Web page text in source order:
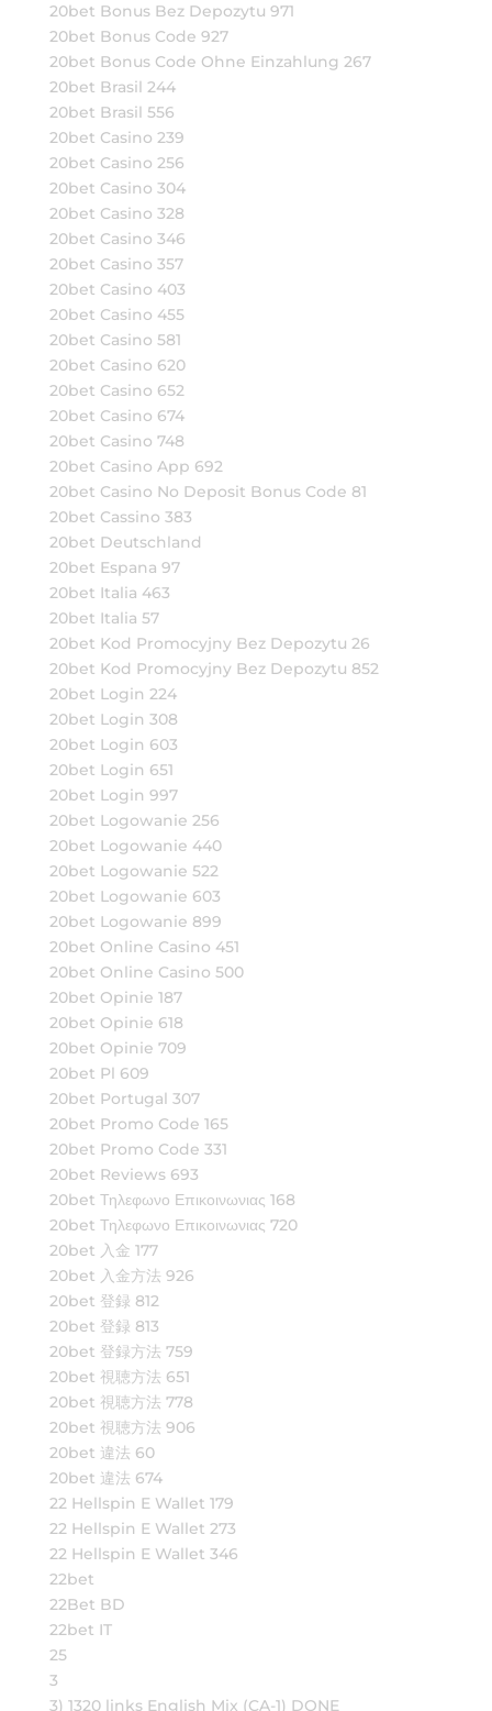
20bet Bonus Bez Depozytu 971
20bet Bonus Code 927
20bet Bonus Code Ohne Einzahlung 267
20bet Brasil 244
20bet Brasil 556
20bet Casino 239
20bet Casino 256
20bet Casino 304
20bet Casino 328
20bet Casino 346
20bet Casino 357
20bet Casino 403
20bet Casino 455
20bet Casino 581
20bet Casino 620
20bet Casino 652
20bet Casino 674
20bet Casino 748
20bet Casino App 692
20bet Casino No Deposit Bonus Code 81
20bet Cassino 383
20bet Deutschland
20bet Espana 97
20bet Italia 463
20bet Italia 57
20bet Kod Promocyjny Bez Depozytu 26
20bet Kod Promocyjny Bez Depozytu 852
20bet Login 224
20bet Login 308
20bet Login 603
20bet Login 651
20bet Login 997
20bet Logowanie 256
20bet Logowanie 440
20bet Logowanie 522
20bet Logowanie 603
20bet Logowanie 899
20bet Online Casino 451
20bet Online Casino 500
20bet Opinie 187
20bet Opinie 618
20bet Opinie 709
20bet Pl 609
20bet Portugal 307
20bet Promo Code 165
20bet Promo Code 331
20bet Reviews 693
20bet Τηλεφωνο Επικοινωνιας 168
20bet Τηλεφωνο Επικοινωνιας 720
20bet 入金 177
20bet 入金方法 926
20bet 登録 812
20bet 登録 813
20bet 登録方法 759
20bet 視聴方法 651
20bet 視聴方法 778
20bet 視聴方法 906
20bet 違法 60
20bet 違法 674
22 Hellspin E Wallet 179
22 Hellspin E Wallet 273
22 Hellspin E Wallet 346
22bet
22Bet BD
22bet IT
25
3
3) 1320 links English Mix (CA-1) DONE